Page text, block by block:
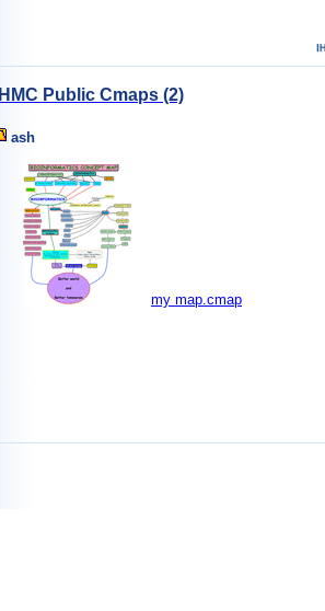
IHMC Public Cmaps (2)
ash
my map.cmap